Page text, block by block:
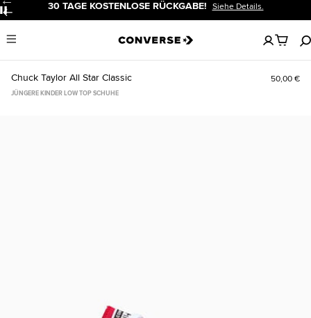
Pause 30 TAGE KOSTENLOSE RÜCKGABE! Siehe Details.
Menu
Keine
artikel
in
Chuck Taylor All Star Classic 50,00 €
JÜNGERE KINDER LOW TOP SCHUHE